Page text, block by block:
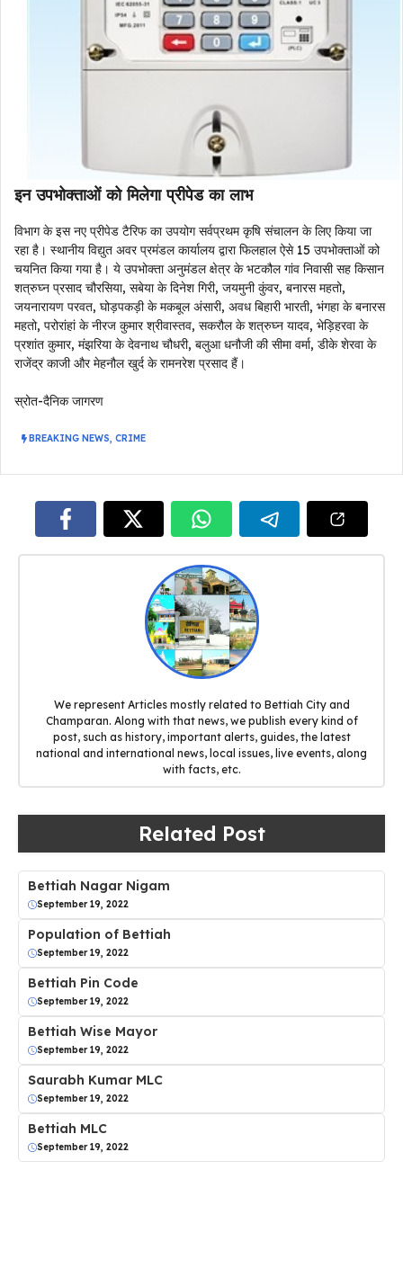
इन उपभोक्ताओं को मिलेगा प्रीपेड का लाभ
विभाग के इस नए प्रीपेड टैरिफ का उपयोग सर्वप्रथम कृषि संचालन के लिए किया जा
रहा है। स्थानीय विद्युत अवर प्रमंडल कार्यालय द्वारा फिलहाल ऐसे 15 उपभोक्ताओं को
चयनित किया गया है। ये उपभोक्ता अनुमंडल क्षेत्र के भटकौल गांव निवासी सह किसान
शत्रुघ्न प्रसाद चौरसिया, सबेया के दिनेश गिरी, जयमुनी कुंवर, बनारस महतो,
जयनारायण परवत, घोड़पकड़ी के मकबूल अंसारी, अवध बिहारी भारती, भंगहा के बनारस
महतो, परोरांहां के नीरज कुमार श्रीवास्तव, सकरौल के शत्रुघ्न यादव, भेड़िहरवा के
प्रशांत कुमार, मंझरिया के देवनाथ चौधरी, बलुआ धनौजी की सीमा वर्मा, डीके शेरवा के
राजेंद्र काजी और मेहनौल खुर्द के रामनरेश प्रसाद हैं।
स्रोत-दैनिक जागरण
BREAKING NEWS, CRIME
We represent Articles mostly related to Bettiah City and
Champaran. Along with that news, we publish every kind of
post, such as history, important alerts, guides, the latest
national and international news, local issues, live events, along
with facts, etc.
Related Post
Bettiah Nagar Nigam
September 19, 2022
Population of Bettiah
September 19, 2022
Bettiah Pin Code
September 19, 2022
Bettiah Wise Mayor
September 19, 2022
Saurabh Kumar MLC
September 19, 2022
Bettiah MLC
September 19, 2022